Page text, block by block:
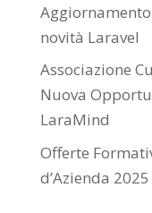
novità Laravel
Associazione
Nuova
LaraMind
Offerte
d’Azienda